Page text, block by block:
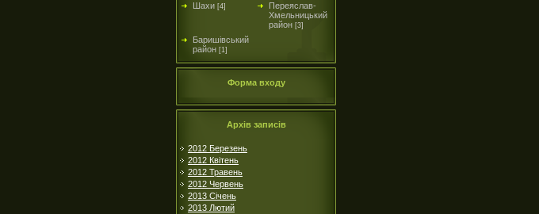
Шахи [4]
Переяслав-
Хмельницький
район [3]
Баришівський
район [1]
Форма входу
Архів записів
2012 Березень
2012 Квітень
2012 Травень
2012 Червень
2013 Січень
2013 Лютий